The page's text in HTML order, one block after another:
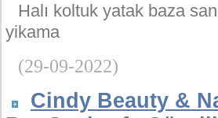
Halı koltuk yatak baza
yikama
(29-09-2022)
Cindy Beauty &